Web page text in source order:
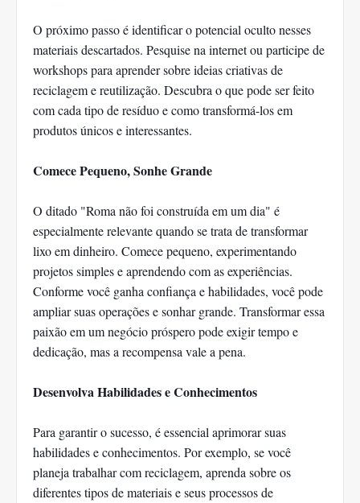
O próximo passo é identificar o potencial oculto nesses
materiais descartados. Pesquise na internet ou participe de
workshops para aprender sobre ideias criativas de
reciclagem e reutilização. Descubra o que pode ser feito
com cada tipo de resíduo e como transformá-los em
produtos únicos e interessantes.
Comece Pequeno, Sonhe Grande
O ditado "Roma não foi construída em um dia" é
especialmente relevante quando se trata de transformar
lixo em dinheiro. Comece pequeno, experimentando
projetos simples e aprendendo com as experiências.
Conforme você ganha confiança e habilidades, você pode
ampliar suas operações e sonhar grande. Transformar essa
paixão em um negócio próspero pode exigir tempo e
dedicação, mas a recompensa vale a pena.
Desenvolva Habilidades e Conhecimentos
Para garantir o sucesso, é essencial aprimorar suas
habilidades e conhecimentos. Por exemplo, se você
planeja trabalhar com reciclagem, aprenda sobre os
diferentes tipos de materiais e seus processos de